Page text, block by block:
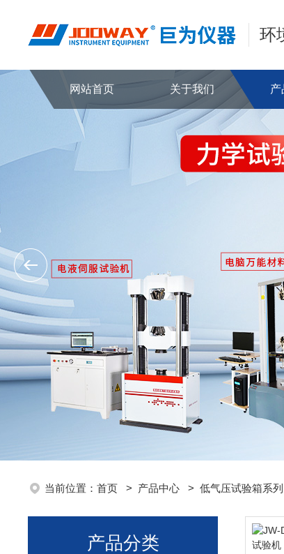
环
网站首页 关于我们 产
当前位置： 首页 > 产品中心 > 低气压试验箱系列
产品分类